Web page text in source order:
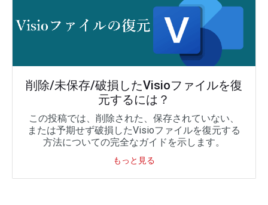
削除/未保存/破損したVisioファイルを復
元するには？
この投稿では、削除された、保存されていない、
または予期せず破損したVisioファイルを復元する
方法についての完全なガイドを示します。
もっと見る